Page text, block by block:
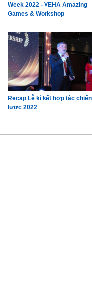
Week 2022 - VEHA Amazing
Games & Workshop
Recap Lễ kí kết hợp tác chiến
lược 2022